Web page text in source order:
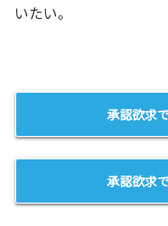
いたい。
承認欲求
承認欲求